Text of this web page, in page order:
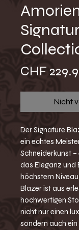
CHF
Nicht
Der Signature
ein echtes
Schneiderkunst –
das Eleganz und
höchstem
Blazer ist aus
hochwertigen
nicht nur einen
sondern auch